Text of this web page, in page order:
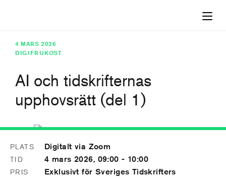
4 MARS 2026
DIGIFRUKOST
AI och tidskrifternas
upphovsrätt (del 1)
4
MAR
PLATS Digitalt via Zoom
TID 4 mars 2026, 09:00 - 10:00
PRIS
Exklusivt för Sveriges Tidskrifters